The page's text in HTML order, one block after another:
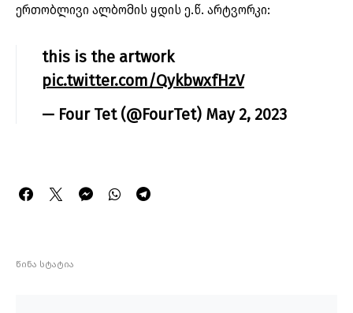
ერთობლივი ალბომის ყდის ე.წ. არტვორკი:
this is the artwork
pic.twitter.com/QykbwxfHzV
— Four Tet (@FourTet) May 2, 2023
წინა სტატია